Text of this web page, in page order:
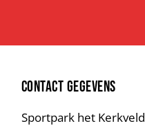
CONTACT GEGEVENS
Sportpark het Kerkveld